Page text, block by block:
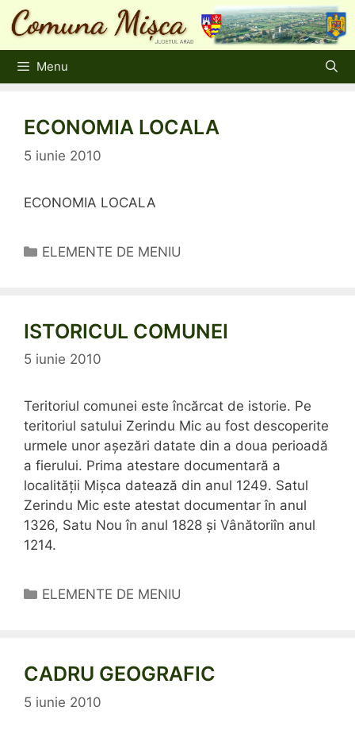
Sari
conținut
Menu
ECONOMIA LOCALA
5 iunie 2010
ECONOMIA LOCALA
Categorii
ELEMENTE DE MENIU
ISTORICUL COMUNEI
5 iunie 2010
Teritoriul comunei este încărcat de istorie. Pe
teritoriul satului Zerindu Mic au fost descoperite
urmele unor aşezări datate din a doua perioadă
a fierului. Prima atestare documentară a
localităţii Mişca datează din anul 1249. Satul
Zerindu Mic este atestat documentar în anul
1326, Satu Nou în anul 1828 şi Vânătoriîn anul
1214.
Categorii
ELEMENTE DE MENIU
CADRU GEOGRAFIC
5 iunie 2010